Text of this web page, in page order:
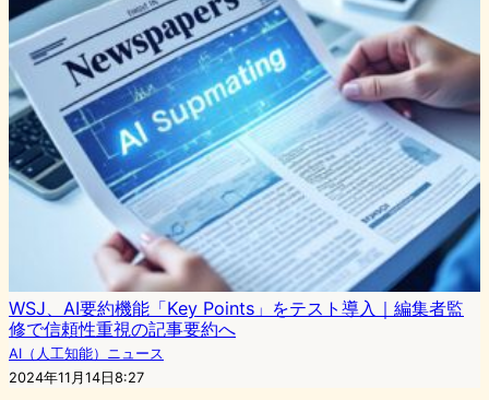
WSJ、AI要約機能「Key Points」をテスト導入｜編集者監
修で信頼性重視の記事要約へ
AI（人工知能）ニュース
2024年11月14日8:27